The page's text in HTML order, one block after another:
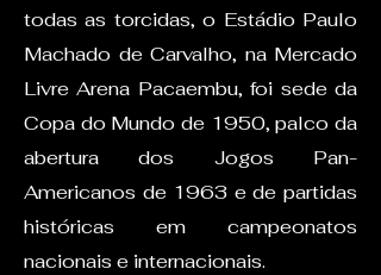
todas as torcidas, o Estádio Paulo
Machado de Carvalho, na Mercado
Livre Arena Pacaembu, foi sede da
Copa do Mundo de 1950, palco da
abertura dos Jogos Pan-
Americanos de 1963 e de partidas
históricas em campeonatos
nacionais e internacionais.